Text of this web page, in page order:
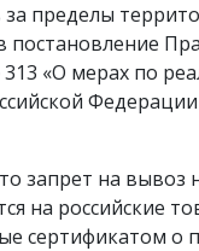
пределы
постановление
«О мерах по
запрет на вывоз
на российские
сертификатом о